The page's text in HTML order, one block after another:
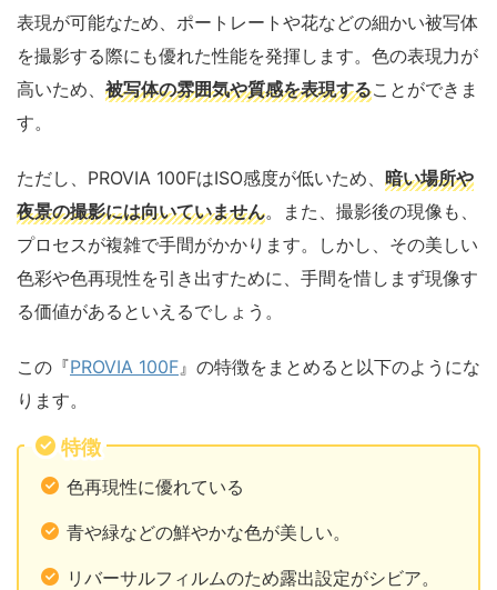
表現が可能なため、ポートレートや花などの細かい被写体
を撮影する際にも優れた性能を発揮します。色の表現力が
高いため、 被写体の雰囲気や質感を表現することができま
す。
ただし、PROVIA 100FはISO感度が低いため、 暗い場所や
夜景の撮影には向いていません。また、撮影後の現像も、
プロセスが複雑で手間がかかります。しかし、その美しい
色彩や色再現性を引き出すために、手間を惜しまず現像す
る価値があるといえるでしょう。
この『PROVIA 100F 』の特徴をまとめると以下のようにな
ります。
特徴
色再現性に優れている
青や緑などの鮮やかな色が美しい。
リバーサルフィルムのため露出設定がシビア。